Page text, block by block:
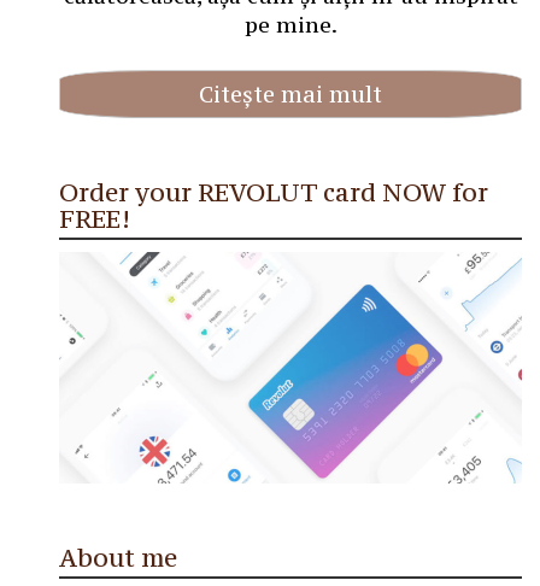
pe mine.
Citește mai mult
Order your REVOLUT card NOW for
FREE!
About me